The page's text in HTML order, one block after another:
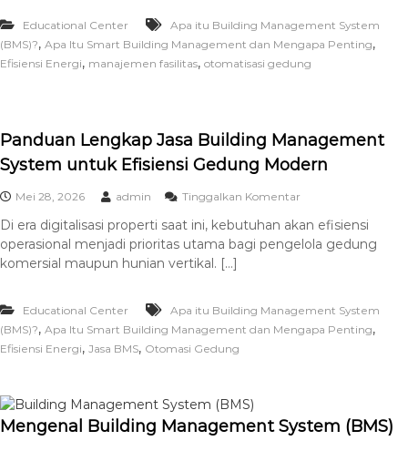
Educational Center
Apa itu Building Management System
(BMS)?, Apa Itu Smart Building Management dan Mengapa Penting,
Efisiensi Energi, manajemen fasilitas, otomatisasi gedung
Panduan Lengkap Jasa Building Management
System untuk Efisiensi Gedung Modern
Mei 28, 2026 admin Tinggalkan Komentar
Di era digitalisasi properti saat ini, kebutuhan akan efisiensi
operasional menjadi prioritas utama bagi pengelola gedung
komersial maupun hunian vertikal. […]
Educational Center
Apa itu Building Management System
(BMS)?, Apa Itu Smart Building Management dan Mengapa Penting,
Efisiensi Energi, Jasa BMS, Otomasi Gedung
Mengenal Building Management System (BMS)